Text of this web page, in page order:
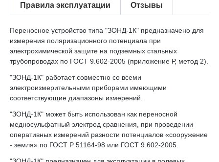
Правила эксплуатации Отзывы
Переносное устройство типа "ЗОНД-1К" предназначено для
измерения поляризационного потенциала при
электрохимической защите на подземных стальных
трубопроводах по ГОСТ 9.602-2005 (приложение Р, метод 2).
"ЗОНД-1К" работает совместно со всеми
электроизмерительными приборами имеющими
соответствующие диапазоны измерений.
"ЗОНД-1К" может быть использован как переносной
медносульфатный электрод сравнения, при проведении
оперативных измерений разности потенциалов «сооружение
- земля» по ГОСТ Р 51164-98 или ГОСТ 9.602-2005.